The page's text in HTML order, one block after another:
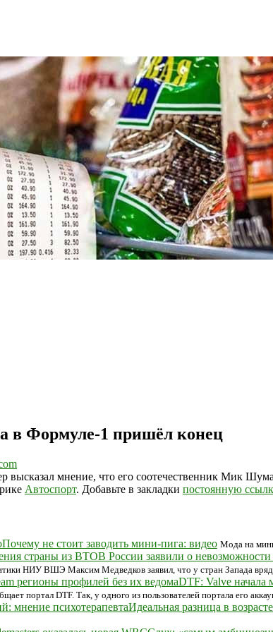
в Формуле-1 пришёл конец
мнение, что его соотечественник Мик
Автоспорт. Добавьте в закладки постоянную
Почему не стоит заводить мини-пига: видео Мода на
В России заявили о
НИУ ВШЭ Максим Медведков заявил, что у стран Запада
DTF: Valve начала
портал DTF. Так, у одного из пользователей портала его
Идеальная разница в